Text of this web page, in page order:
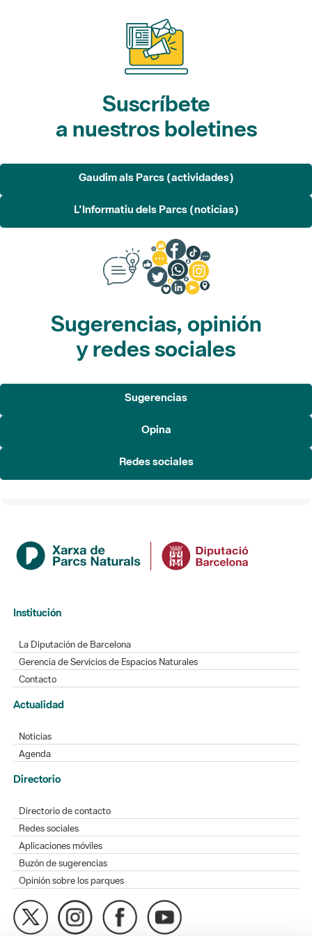
Suscríbete
a nuestros boletines
Gaudim als Parcs (actividades)
L'Informatiu dels Parcs (noticias)
Sugerencias, opinión
y redes sociales
Sugerencias
Opina
Redes sociales
Institución
La Diputación de Barcelona
Gerencia de Servicios de Espacios Naturales
Contacto
Actualidad
Noticias
Agenda
Directorio
Directorio de contacto
Redes sociales
Aplicaciones móviles
Buzón de sugerencias
Opinión sobre los parques